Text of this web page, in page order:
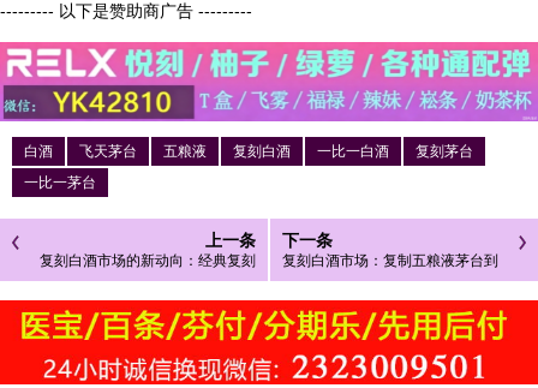
--------- 以下是赞助商广告 ---------
白酒 飞天茅台 五粮液 复刻白酒 一比一白酒
复刻茅台
一比一茅台
上一条
复刻白酒市场的新动向：经典复刻
五粮液茅台酒，传承品质
下一条
复刻白酒市场：复制五粮液茅台到
高端白酒A货解析